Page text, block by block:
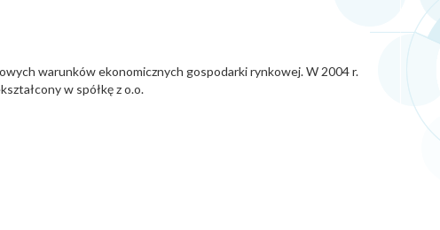
warunków ekonomicznych gospodarki rynkowej. W 2004 r.
w spółkę z o.o.